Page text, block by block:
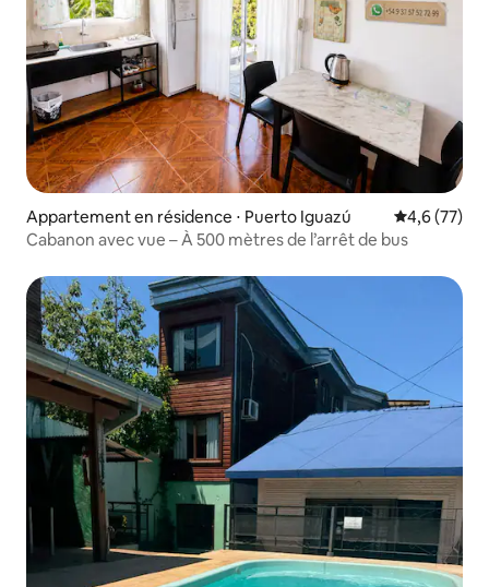
Appartement en résidence ⋅ Puerto Iguazú Évaluation
4,6 (77)
Cabanon avec vue – À 500 mètres de l’arrêt de bus